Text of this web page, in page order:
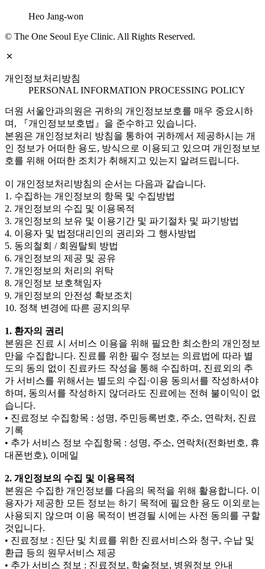
Heo Jang-won
© The One Seoul Eye Clinic. All Rights Reserved.
개인정보처리방침
PERSONAL INFORMATION PROCESSING POLICY
더원 서울안과의원은 귀하의 개인정보보호를 매우 중요시하
며, 『개인정보보호법』을 준수하고 있습니다.
본원은 개인정보처리 방침을 통하여 귀하께서 제공하시는 개
인 정보가 어떠한 용도, 방식으로 이용되고 있으며 개인정보보
호를 위해 어떠한 조치가 취해지고 있는지 알려드립니다.
이 개인정보처리방침의 순서는 다음과 같습니다.
1. 수집하는 개인정보의 항목 및 수집방법
2. 개인정보의 수집 및 이용목적
3. 개인정보의 보유 및 이용기간 및 파기절차 및 파기방법
4. 이용자 및 법정대리인의 권리와 그 행사방법
5. 동의철회 / 회원탈퇴 방법
6. 개인정보의 제공 및 공유
7. 개인정보의 처리의 위탁
8. 개인정보 보호책임자
9. 개인정보의 안전성 확보조치
10. 정책 변경에 따른 공지의무
1. 환자의 권리
본원은 진료 시 서비스 이용을 위해 필요한 최소한의 개인정보
만을 수집합니다. 진료를 위한 필수 정보는 의료법에 따라 별
도의 동의 없이 진료카드 작성을 통해 수집하며, 진료외의 추
가 서비스를 위해서는 별도의 수집·이용 동의서를 작성하셔야
하며, 동의서를 작성하지 않더라도 진료에는 전혀 불이익이 없
습니다.
• 진료정보 수집항목 : 성명, 주민등록번호, 주소, 연락처, 진료
기록
• 추가 서비스 정보 수집항목 : 성명, 주소, 연락처(전화번호, 휴
대폰번호), 이메일
2. 개인정보의 수집 및 이용목적
본원은 수집한 개인정보를 다음의 목적을 위해 활용합니다. 이
용자가 제공한 모든 정보는 하기 목적에 필요한 용도 이외로는
사용되지 않으며 이용 목적이 변경될 시에는 사전 동의를 구할
것입니다.
• 진료정보 : 진단 및 치료를 위한 진료서비스와 청구, 수납 및
환급 등의 원무서비스 제공
• 추가 서비스 정보 : 진료정보, 학술정보, 병원정보 안내